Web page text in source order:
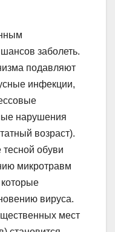
заболеть.
подавляют
инфекции,
нарушения
возраст).
обуви
микротравм
вируса.
мест